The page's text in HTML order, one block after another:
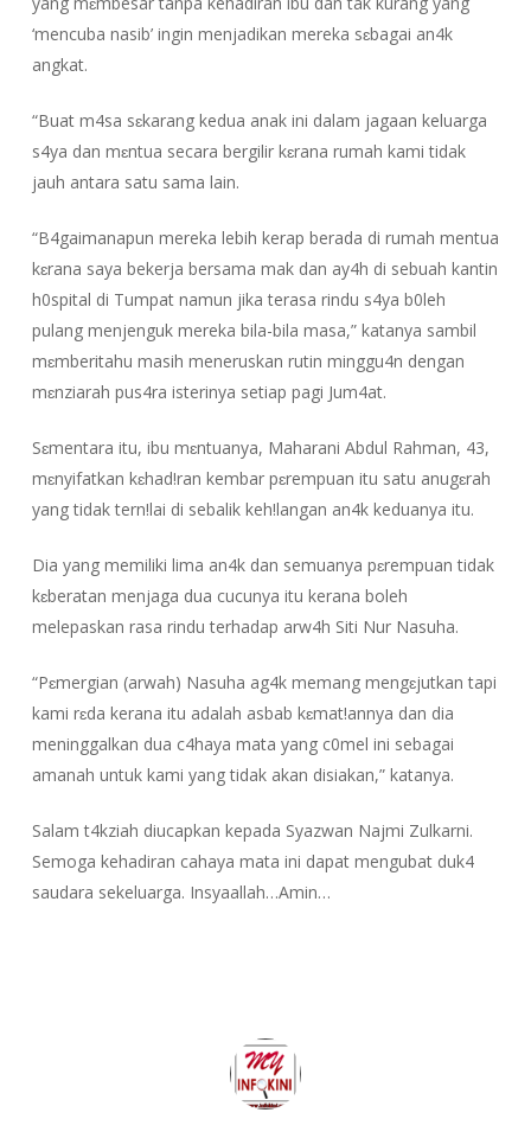
‘mencuba nasib’ ingin menjadikan mereka sɛbagai an4k
angkat.
“Buat m4sa sɛkarang kedua anak ini dalam jagaan keluarga
s4ya dan mɛntua secara bergilir kɛrana rumah kami tidak
jauh antara satu sama lain.
“B4gaimanapun mereka lebih kerap berada di rumah mentua
kɛrana saya bekerja bersama mak dan ay4h di sebuah kantin
h0spital di Tumpat namun jika terasa rindu s4ya b0leh
pulang menjenguk mereka bila-bila masa,” katanya sambil
mɛmberitahu masih meneruskan rutin minggu4n dengan
mɛnziarah pus4ra isterinya setiap pagi Jum4at.
Sɛmentara itu, ibu mɛntuanya, Maharani Abdul Rahman, 43,
mɛnyifatkan kɛhad!ran kembar pɛrempuan itu satu anugɛrah
yang tidak tern!lai di sebalik keh!langan an4k keduanya itu.
Dia yang memiliki lima an4k dan semuanya pɛrempuan tidak
kɛberatan menjaga dua cucunya itu kerana boleh
melepaskan rasa rindu terhadap arw4h Siti Nur Nasuha.
“Pɛmergian (arwah) Nasuha ag4k memang mengɛjutkan tapi
kami rɛda kerana itu adalah asbab kɛmat!annya dan dia
meninggalkan dua c4haya mata yang c0mel ini sebagai
amanah untuk kami yang tidak akan disiakan,” katanya.
Salam t4kziah diucapkan kepada Syazwan Najmi Zulkarni.
Semoga kehadiran cahaya mata ini dapat mengubat duk4
saudara sekeluarga. Insyaallah…Amin…